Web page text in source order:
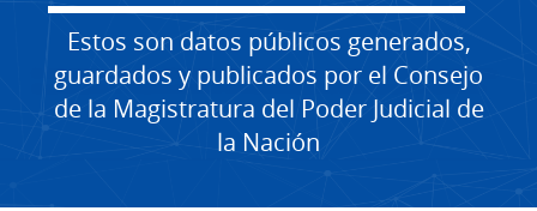
Estos son datos públicos generados,
guardados y publicados por el Consejo
de la Magistratura del Poder Judicial de
la Nación